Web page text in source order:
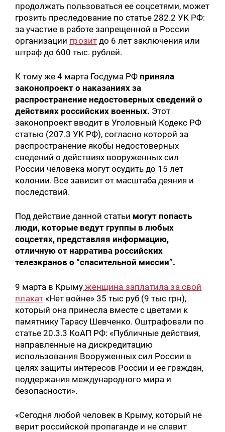
продолжать пользоваться ее соцсетями, может
грозить преследование по статье 282.2 УК РФ:
за участие в работе запрещенной в России
организации грозит до 6 лет заключения или
штраф до 600 тыс. рублей.
К тому же 4 марта Госдума РФ приняла
законопроект о наказаниях за
распространение недостоверных сведений о
действиях российских военных. Этот
законопроект вводит в Уголовный Кодекс РФ
статью (207.3 УК РФ), согласно которой за
распространение якобы недостоверных
сведений о действиях вооруженных сил
России человека могут осудить до 15 лет
колонии. Все зависит от масштаба деяния и
последствий.
Под действие данной статьи могут попасть
люди, которые ведут группы в любых
соцсетях, представляя информацию,
отличную от нарратива российских
телеэкранов о “спасительной миссии”.
9 марта в Крыму женщина заплатила за свой
плакат «Нет войне» 35 тыс руб (9 тыс грн),
который она принесла вместе с цветами к
памятнику Тарасу Шевченко. Оштрафовали по
статье 20.3.3 КоАП РФ: «Публичные действия,
направленные на дискредитацию
использования Вооруженных сил России в
целях защиты интересов России и ее граждан,
поддержания международного мира и
безопасности».
«Сегодня любой человек в Крыму, который не
верит российской пропаганде и не славит